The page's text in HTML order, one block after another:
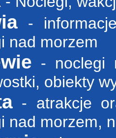
-
nad morzem
- noclegi
obiekty
- atrakcje
nad morzem,